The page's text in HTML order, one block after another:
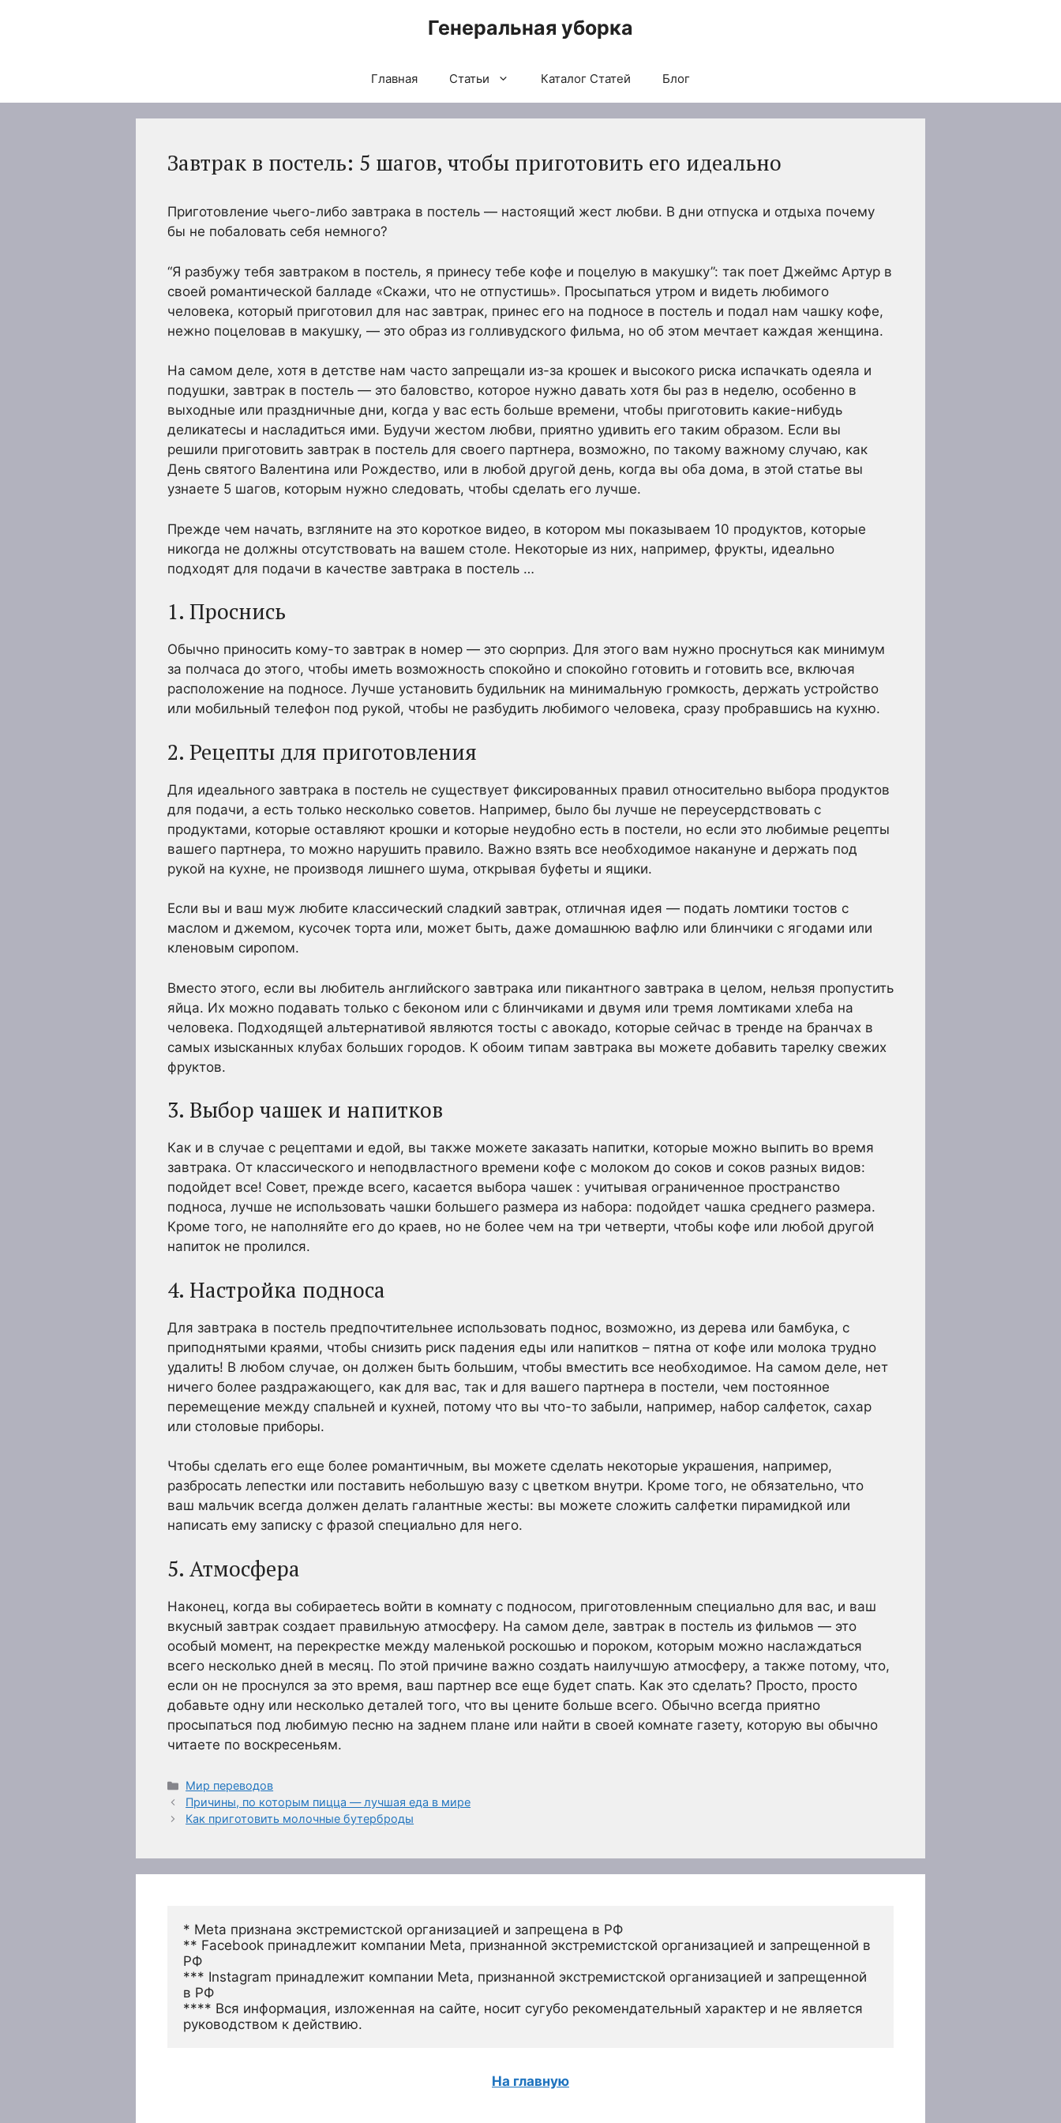
Генеральная уборка
Главная Статьи Каталог Статей Блог
Завтрак в постель: 5 шагов, чтобы приготовить его идеально
Приготовление чьего-либо завтрака в постель — настоящий жест любви. В дни отпуска и отдыха почему
бы не побаловать себя немного?
“Я разбужу тебя завтраком в постель, я принесу тебе кофе и поцелую в макушку”: так поет Джеймс Артур в
своей романтической балладе «Скажи, что не отпустишь». Просыпаться утром и видеть любимого
человека, который приготовил для нас завтрак, принес его на подносе в постель и подал нам чашку кофе,
нежно поцеловав в макушку, — это образ из голливудского фильма, но об этом мечтает каждая женщина.
На самом деле, хотя в детстве нам часто запрещали из-за крошек и высокого риска испачкать одеяла и
подушки, завтрак в постель — это баловство, которое нужно давать хотя бы раз в неделю, особенно в
выходные или праздничные дни, когда у вас есть больше времени, чтобы приготовить какие-нибудь
деликатесы и насладиться ими. Будучи жестом любви, приятно удивить его таким образом. Если вы
решили приготовить завтрак в постель для своего партнера, возможно, по такому важному случаю, как
День святого Валентина или Рождество, или в любой другой день, когда вы оба дома, в этой статье вы
узнаете 5 шагов, которым нужно следовать, чтобы сделать его лучше.
Прежде чем начать, взгляните на это короткое видео, в котором мы показываем 10 продуктов, которые
никогда не должны отсутствовать на вашем столе. Некоторые из них, например, фрукты, идеально
подходят для подачи в качестве завтрака в постель …
1. Проснись
Обычно приносить кому-то завтрак в номер — это сюрприз. Для этого вам нужно проснуться как минимум
за полчаса до этого, чтобы иметь возможность спокойно и спокойно готовить и готовить все, включая
расположение на подносе. Лучше установить будильник на минимальную громкость, держать устройство
или мобильный телефон под рукой, чтобы не разбудить любимого человека, сразу пробравшись на кухню.
2. Рецепты для приготовления
Для идеального завтрака в постель не существует фиксированных правил относительно выбора продуктов
для подачи, а есть только несколько советов. Например, было бы лучше не переусердствовать с
продуктами, которые оставляют крошки и которые неудобно есть в постели, но если это любимые рецепты
вашего партнера, то можно нарушить правило. Важно взять все необходимое накануне и держать под
рукой на кухне, не производя лишнего шума, открывая буфеты и ящики.
Если вы и ваш муж любите классический сладкий завтрак, отличная идея — подать ломтики тостов с
маслом и джемом, кусочек торта или, может быть, даже домашнюю вафлю или блинчики с ягодами или
кленовым сиропом.
Вместо этого, если вы любитель английского завтрака или пикантного завтрака в целом, нельзя пропустить
яйца. Их можно подавать только с беконом или с блинчиками и двумя или тремя ломтиками хлеба на
человека. Подходящей альтернативой являются тосты с авокадо, которые сейчас в тренде на бранчах в
самых изысканных клубах больших городов. К обоим типам завтрака вы можете добавить тарелку свежих
фруктов.
3. Выбор чашек и напитков
Как и в случае с рецептами и едой, вы также можете заказать напитки, которые можно выпить во время
завтрака. От классического и неподвластного времени кофе с молоком до соков и соков разных видов:
подойдет все! Совет, прежде всего, касается выбора чашек : учитывая ограниченное пространство
подноса, лучше не использовать чашки большего размера из набора: подойдет чашка среднего размера.
Кроме того, не наполняйте его до краев, но не более чем на три четверти, чтобы кофе или любой другой
напиток не пролился.
4. Настройка подноса
Для завтрака в постель предпочтительнее использовать поднос, возможно, из дерева или бамбука, с
приподнятыми краями, чтобы снизить риск падения еды или напитков – пятна от кофе или молока трудно
удалить! В любом случае, он должен быть большим, чтобы вместить все необходимое. На самом деле, нет
ничего более раздражающего, как для вас, так и для вашего партнера в постели, чем постоянное
перемещение между спальней и кухней, потому что вы что-то забыли, например, набор салфеток, сахар
или столовые приборы.
Чтобы сделать его еще более романтичным, вы можете сделать некоторые украшения, например,
разбросать лепестки или поставить небольшую вазу с цветком внутри. Кроме того, не обязательно, что
ваш мальчик всегда должен делать галантные жесты: вы можете сложить салфетки пирамидкой или
написать ему записку с фразой специально для него.
5. Атмосфера
Наконец, когда вы собираетесь войти в комнату с подносом, приготовленным специально для вас, и ваш
вкусный завтрак создает правильную атмосферу. На самом деле, завтрак в постель из фильмов — это
особый момент, на перекрестке между маленькой роскошью и пороком, которым можно наслаждаться
всего несколько дней в месяц. По этой причине важно создать наилучшую атмосферу, а также потому, что,
если он не проснулся за это время, ваш партнер все еще будет спать. Как это сделать? Просто, просто
добавьте одну или несколько деталей того, что вы цените больше всего. Обычно всегда приятно
просыпаться под любимую песню на заднем плане или найти в своей комнате газету, которую вы обычно
читаете по воскресеньям.
Рубрики
Мир переводов
Причины, по которым пицца — лучшая еда в мире
Как приготовить молочные бутерброды
* Meta признана экстремистской организацией и запрещена в РФ
** Facebook принадлежит компании Meta, признанной экстремистской организацией и запрещенной в
РФ
*** Instagram принадлежит компании Meta, признанной экстремистской организацией и запрещенной
в РФ
**** Вся информация, изложенная на сайте, носит сугубо рекомендательный характер и не является
руководством к действию.
На главную